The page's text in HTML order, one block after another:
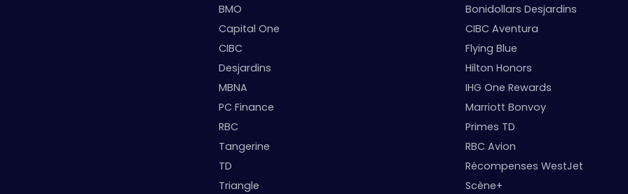
BMO
Capital One
CIBC
Desjardins
MBNA
PC Finance
RBC
Tangerine
TD
Triangle
Bonidollars Desjardins
CIBC Aventura
Flying Blue
Hilton Honors
IHG One Rewards
Marriott Bonvoy
Primes TD
RBC Avion
Récompenses WestJet
Scène+